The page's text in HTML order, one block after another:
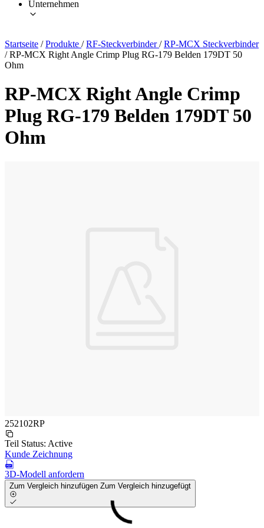
Unternehmen
Startseite / Produkte / RF-Steckverbinder/ RP-MCX Steckverbinder
/ RP-MCX Right Angle Crimp Plug RG-179 Belden 179DT 50
Ohm
RP-MCX Right Angle Crimp
Plug RG-179 Belden 179DT 50
Ohm
252102RP
Teil Status: Active
Kunde Zeichnung
3D-Modell anfordern
Zum Vergleich hinzufügen Zum Vergleich hinzugefügt